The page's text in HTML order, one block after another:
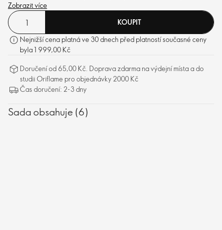
vyplněnou zevnitř.
Zobrazit více
KOUPIT
Nejnižší cena platná ve 30 dnech před platností současné ceny
byla 1 999,00 Kč
Doručení od 65,00 Kč. Doprava zdarma na výdejní místa a do
studii Oriflame pro objednávky 2000 Kč
Čas doručení: 2-3 dny
Sada obsahuje (6)